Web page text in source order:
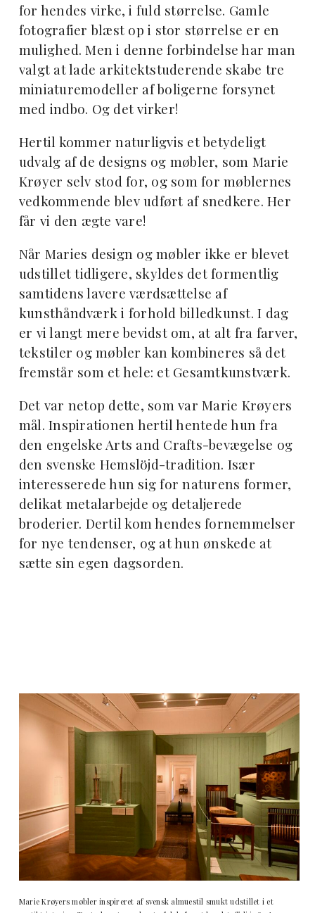
for hendes virke, i fuld størrelse. Gamle
fotografier blæst op i stor størrelse er en
mulighed. Men i denne forbindelse har man
valgt at lade arkitektstuderende skabe tre
miniaturemodeller af boligerne forsynet
med indbo. Og det virker!
Hertil kommer naturligvis et betydeligt
udvalg af de designs og møbler, som Marie
Krøyer selv stod for, og som for møblernes
vedkommende blev udført af snedkere. Her
får vi den ægte vare!
Når Maries design og møbler ikke er blevet
udstillet tidligere, skyldes det formentlig
samtidens lavere værdsættelse af
kunsthåndværk i forhold billedkunst. I dag
er vi langt mere bevidst om, at alt fra farver,
tekstiler og møbler kan kombineres så det
fremstår som et hele: et Gesamtkunstværk.
Det var netop dette, som var Marie Krøyers
mål. Inspirationen hertil hentede hun fra
den engelske Arts and Crafts-bevægelse og
den svenske Hemslöjd-tradition. Især
interesserede hun sig for naturens former,
delikat metalarbejde og detaljerede
broderier. Dertil kom hendes fornemmelser
for nye tendenser, og at hun ønskede at
sætte sin egen dagsorden.
Marie Krøyers møbler inspireret af svensk almuestil smukt udstillet i et